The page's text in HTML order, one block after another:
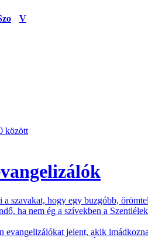
V
között
szavakat, hogy egy buzgóbb,
ha nem ég a szívekben a
jelent, akik